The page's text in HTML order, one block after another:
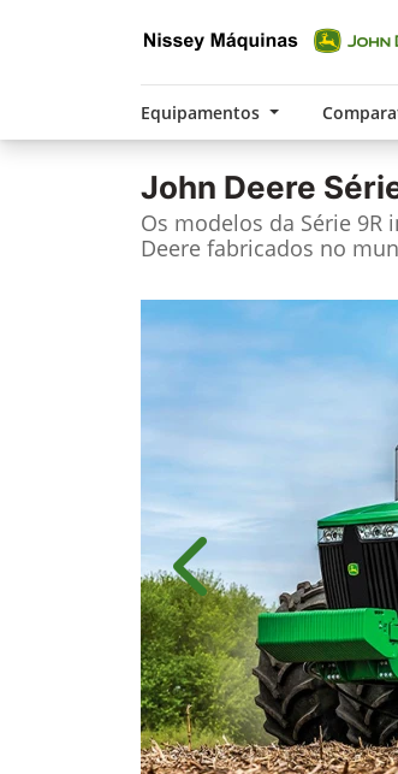
Equipamentos
John Deere
Os modelos da Série
Deere fabricados no
Anterior